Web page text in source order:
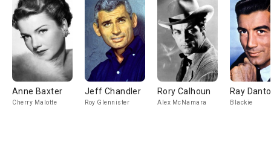
Anne Baxter
Cherry Malotte
Jeff Chandler
Roy Glennister
Rory Calhoun
Alex McNamara
Ray
Blackie